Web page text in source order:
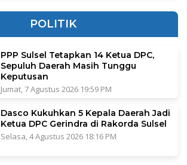
POLITIK
PPP Sulsel Tetapkan 14 Ketua DPC,
Sepuluh Daerah Masih Tunggu
Keputusan
Jumat, 7 Agustus 2026 19:59 PM
Dasco Kukuhkan 5 Kepala Daerah Jadi
Ketua DPC Gerindra di Rakorda Sulsel
Selasa, 4 Agustus 2026 18:16 PM